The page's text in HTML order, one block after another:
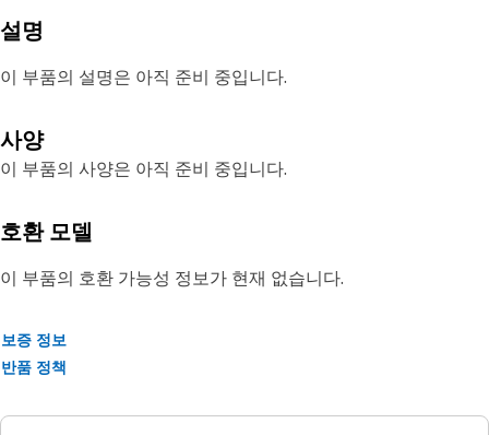
설명
이 부품의 설명은 아직 준비 중입니다.
사양
이 부품의 사양은 아직 준비 중입니다.
호환 모델
이 부품의 호환 가능성 정보가 현재 없습니다.
보증 정보
반품 정책